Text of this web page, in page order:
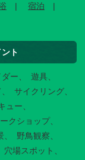
宿泊
ト
ー
遊具
サイクリング
ュー
クショップ
野鳥観察
穴場スポット